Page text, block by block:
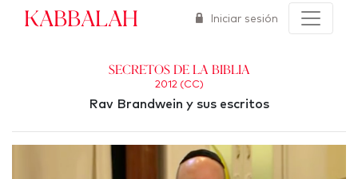
Kabbalah Iniciar sesión
Secretos de la Biblia
2012 (CC)
Rav Brandwein y sus escritos